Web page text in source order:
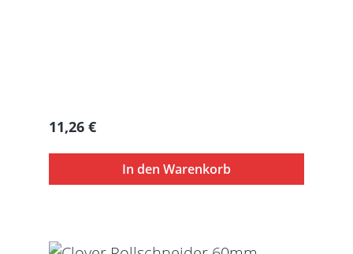
Regulärer Preis:
11,26 €
In den Warenkorb